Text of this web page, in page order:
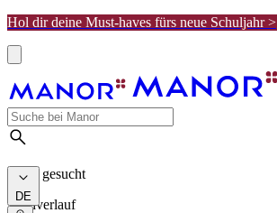
Hol dir deine Must-haves fürs neue Schuljahr >
Meist gesucht
Suchverlauf
DE